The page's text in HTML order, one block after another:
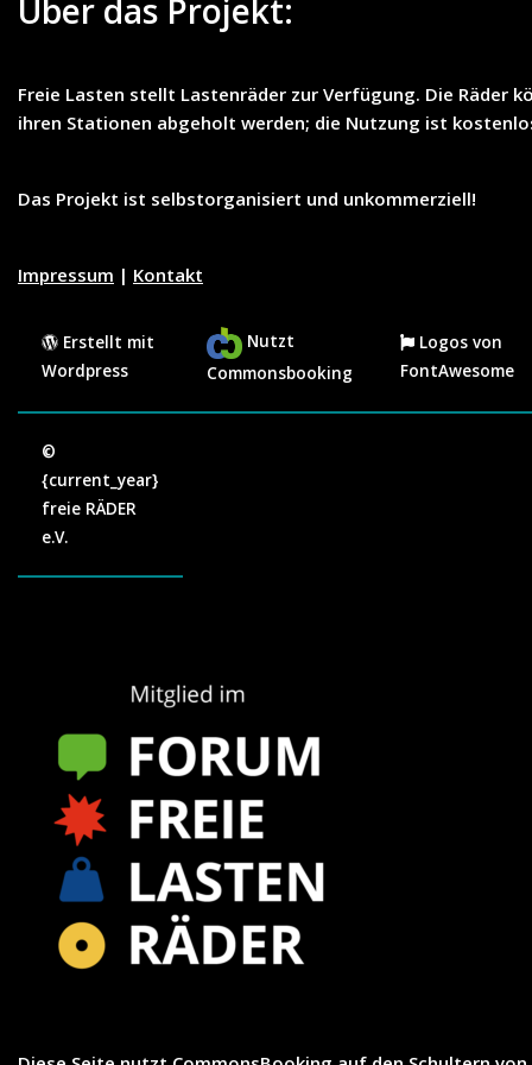
Über das Projekt:
Freie Lasten stellt Lastenräder zur Verfügung. Die Räder
ihren Stationen abgeholt werden; die Nutzung ist
Das Projekt ist selbstorganisiert und unkommerziell!
Impressum | Kontakt
Erstellt mit
Wordpress
Nutzt
Commonsbooking
Logos von
FontAwesome
©
{current_year}
freie RÄDER
e.V.